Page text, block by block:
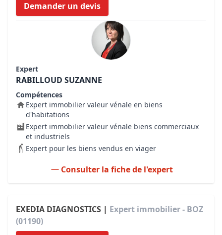
Demander un devis
Expert
RABILLOUD SUZANNE
Compétences
Expert immobilier valeur vénale en biens
d'habitations
Expert immobilier valeur vénale biens commerciaux
et industriels
Expert pour les biens vendus en viager
Consulter la fiche de l'expert
EXEDIA DIAGNOSTICS | Expert immobilier - BOZ
(01190)